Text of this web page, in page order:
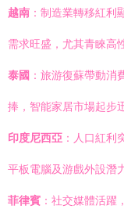
越南 ：制造業轉移紅
需求旺盛，尤其青睞高
泰國 ：旅游復蘇帶動消
捧，智能家居市場起步
印度尼西亞 ：人口紅利
平板電腦及游戲外設潛
菲律賓 ：社交媒體活